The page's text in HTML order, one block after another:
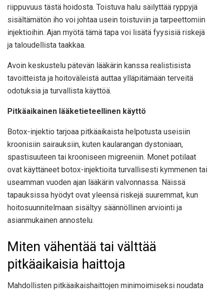
riippuvuus tästä hoidosta. Toistuva halu säilyttää ryppyjä
sisältämätön iho voi johtaa usein toistuviin ja tarpeettomiin
injektioihin. Ajan myötä tämä tapa voi lisätä fyysisiä riskejä
ja taloudellista taakkaa.
Avoin keskustelu pätevän lääkärin kanssa realistisista
tavoitteista ja hoitoväleistä auttaa ylläpitämään terveitä
odotuksia ja turvallista käyttöä.
Pitkäaikainen lääketieteellinen käyttö
Botox-injektio tarjoaa pitkäaikaista helpotusta useisiin
kroonisiin sairauksiin, kuten kaularangan dystoniaan,
spastisuuteen tai krooniseen migreeniin. Monet potilaat
ovat käyttäneet botox-injektioita turvallisesti kymmenen tai
useamman vuoden ajan lääkärin valvonnassa. Näissä
tapauksissa hyödyt ovat yleensä riskejä suuremmat, kun
hoitosuunnitelmaan sisältyy säännöllinen arviointi ja
asianmukainen annostelu.
Miten vähentää tai välttää
pitkäaikaisia haittoja
Mahdollisten pitkäaikaishaittojen minimoimiseksi noudata